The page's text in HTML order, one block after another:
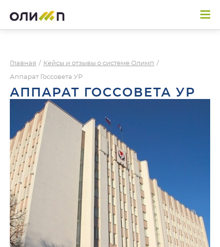
Главная / Кейсы и отзывы о системе Олимп /
Аппарат Госсовета УР
АППАРАТ ГОССОВЕТА УР